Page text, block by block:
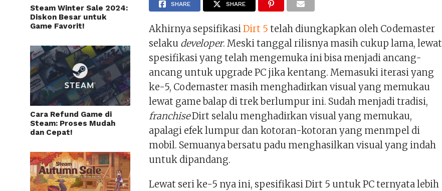
Steam Winter Sale 2024:
Diskon Besar untuk
Game Favorit!
Cara Refund Game di
Steam: Proses Mudah
dan Cepat!
SHARE SHARE
Akhirnya sepsifikasiDirt 5 telah diungkapkan oleh Codemaster
selaku developer. Meski tanggal rilisnya masih cukup lama, lewat
spesifikasi yang telah mengemuka ini bisa menjadi ancang-
ancang untuk upgrade PC jika kentang. Memasuki iterasi yang
ke-5, Codemaster masih menghadirkan visual yang memukau
lewat game balap di trek berlumpur ini. Sudah menjadi tradisi,
franchiseDirt selalu menghadirkan visual yang memukau,
apalagi efek lumpur dan kotoran-kotoran yang menmpel di
mobil. Semuanya bersatu padu menghasilkan visual yang indah
untuk dipandang.
Lewat seri ke-5 nya ini, spesifikasi Dirt 5 untuk PC ternyata lebih